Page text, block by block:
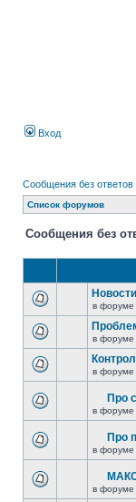
Вход
Сообщения без ответов
Список форумов
Сообщения без
в форуме
в форуме
в форуме
Про
в форуме
Про
в форуме
в форуме